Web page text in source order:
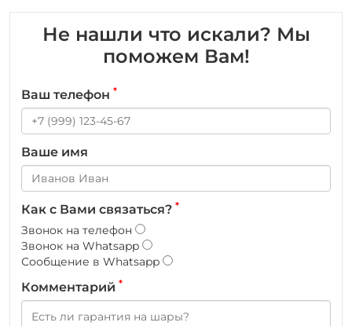
Не нашли что искали? Мы
поможем Вам!
Ваш телефон *
Ваше имя
Как с Вами связаться? *
Звонок на телефон
Звонок на Whatsapp
Сообщение в Whatsapp
Комментарий *